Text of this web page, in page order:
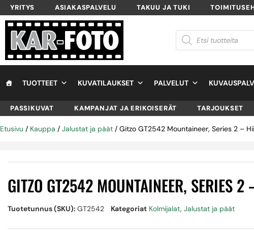
YRITYS ASIAKASPALVELU TAKUU JA TUKI
TUOTTEET KUVATILAUKSET PALVELUT
PASSIKUVAT KAMPANJAT JA ERIKOISERÄT TARJOUKSET
Etusivu / Kauppa / Jalustat ja päät / Gitzo GT2542 Mountaineer, Series 2 –
GITZO GT2542 MOUNTAINEER, SERIES
Tuotetunnus (SKU): GT2542 Kategoriat Kolmijalat, Jalustat ja päät